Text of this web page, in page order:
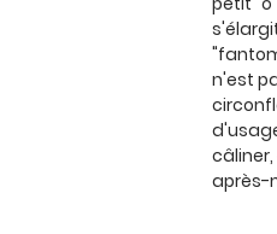
n'est
câliner,
après-